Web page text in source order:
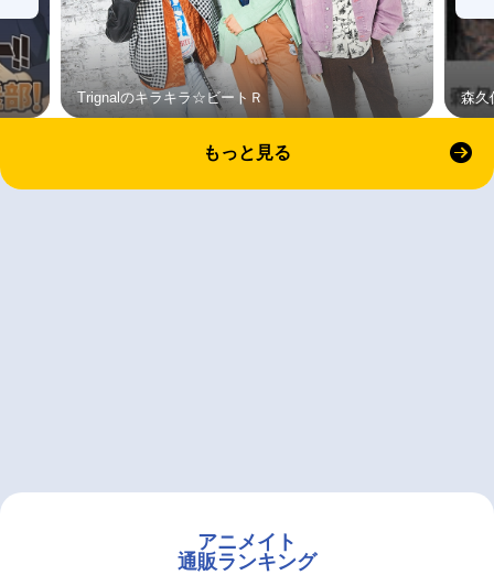
Trignalのキラキラ☆ビートＲ 森久
もっと見る
アニメイト
通販ランキング